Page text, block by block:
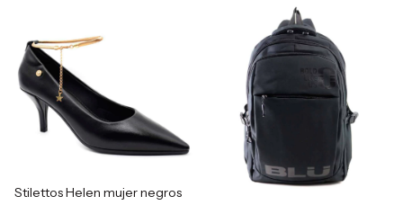
Stilettos Helen mujer negros